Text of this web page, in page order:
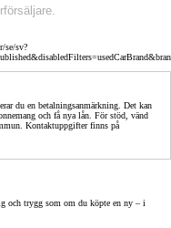
se/sv?
du en betalningsanmärkning. Det kan
och få nya lån. För stöd, vänd
Kontaktuppgifter finns på
och trygg som om du köpte en ny – i